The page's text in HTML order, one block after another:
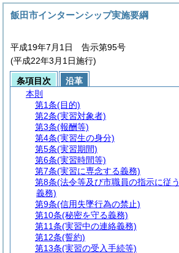
飯田市インターンシップ実施要綱
平成19年7月1日 告示第95号
(平成22年3月1日施行)
条項目次
沿革
本則
第1条(目的)
第2条(実習対象者)
第3条(報酬等)
第4条(実習生の身分)
第5条(実習期間)
第6条(実習時間等)
第7条(実習に専念する義務)
第8条(法令等及び市職員の指示に従う
義務)
第9条(信用失墜行為の禁止)
第10条(秘密を守る義務)
第11条(実習中の連絡義務)
第12条(誓約)
第13条(実習の受入手続等)